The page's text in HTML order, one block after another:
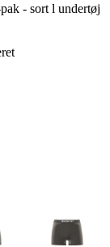
- sort l undertøj